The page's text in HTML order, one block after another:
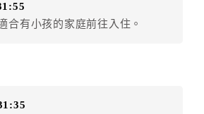
額。（限原訂飯店）
住宿金額」時，請注意！為避免飯
合有小孩的家庭前往入住。